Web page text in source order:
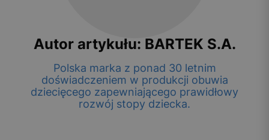
Autor artykułu: BARTEK S.A.
Polska marka z ponad 30 letnim
doświadczeniem w produkcji obuwia
dziecięcego zapewniającego prawidłowy
rozwój stopy dziecka.